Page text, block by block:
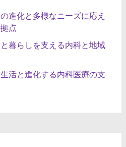
進化と多様なニーズに応え
点
暮らしを支える内科と地域
活と進化する内科医療の支